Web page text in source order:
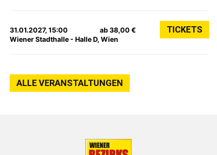
31.01.2027, 15:00
Wiener Stadthalle - Halle D, Wien
ab 38,00 € TICKETS
ALLE VERANSTALTUNGEN